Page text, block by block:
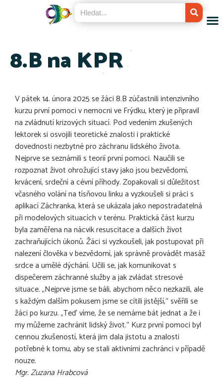
8.B na KPR
V pátek 14. února 2025 se žáci 8.B zúčastnili intenzivního
kurzu první pomoci v nemocni ve Frýdku, který je připravil
na zvládnutí krizových situací. Pod vedením zkušených
lektorek si osvojili teoretické znalosti i praktické
dovednosti nezbytné pro záchranu lidského života.
Nejprve se seznámili s teorií první pomoci. Naučili se
rozpoznat život ohrožující stavy jako jsou bezvědomí,
krvácení, srdeční a cévní příhody. Zopakovali si důležitost
včasného volání na tísňovou linku a vyzkoušeli si práci s
aplikací Záchranka, která se ukázala jako nepostradatelná
při modelových situacích v terénu. Praktická část kurzu
byla zaměřena na nácvik resuscitace a dalších život
zachraňujících úkonů. Žáci si vyzkoušeli, jak postupovat při
nalezení člověka v bezvědomí, jak správně provádět masáž
srdce a umělé dýchání. Učili se, jak komunikovat s
dispečerem záchranné služby a jak zvládat stresové
situace. „Nejprve jsme se báli, abychom něco nezkazili, ale
s každým dalším pokusem jsme se cítili jistější,“ svěřili se
žáci po kurzu. „Teď víme, že se nemáme bát jednat a že i
my můžeme zachránit lidský život.“ Kurz první pomoci byl
cennou zkušeností, která jim dala jistotu a znalosti
potřebné k tomu, aby se stali aktivními zachránci v případě
nouze.
Mgr. Zuzana Hrabcová